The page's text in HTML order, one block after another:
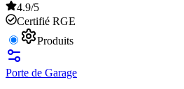
4.9/5
Certifié RGE
Produits
Porte de Garage